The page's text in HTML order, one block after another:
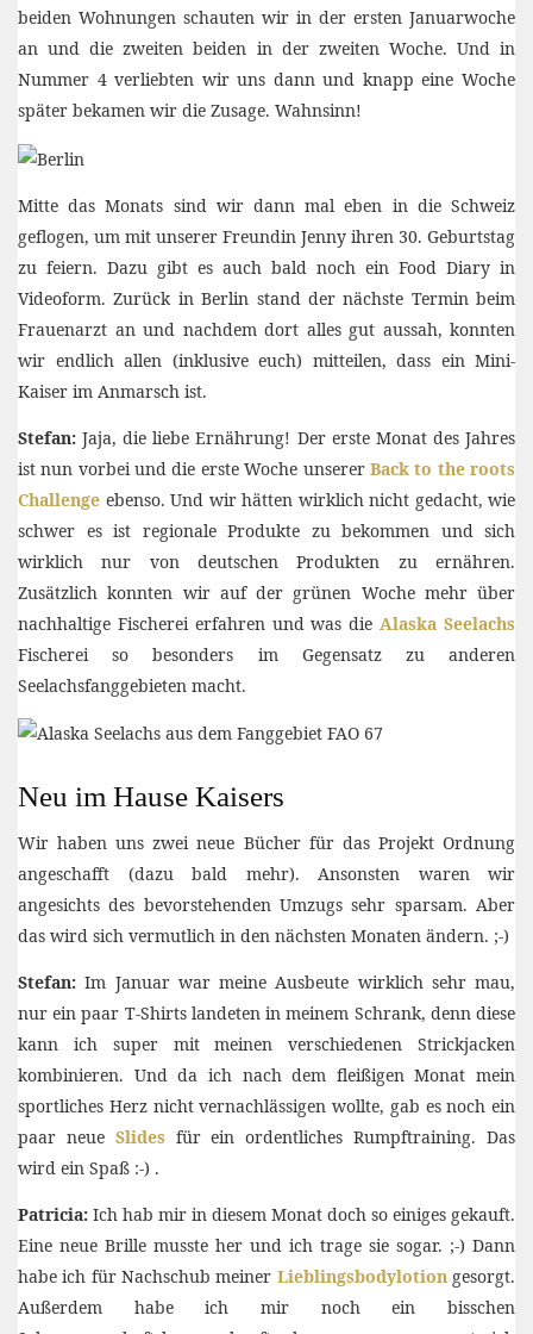
beiden Wohnungen schauten wir in der ersten Januarwoche
an und die zweiten beiden in der zweiten Woche. Und in
Nummer 4 verliebten wir uns dann und knapp eine Woche
später bekamen wir die Zusage. Wahnsinn!
Mitte das Monats sind wir dann mal eben in die Schweiz
geflogen, um mit unserer Freundin Jenny ihren 30. Geburtstag
zu feiern. Dazu gibt es auch bald noch ein Food Diary in
Videoform. Zurück in Berlin stand der nächste Termin beim
Frauenarzt an und nachdem dort alles gut aussah, konnten
wir endlich allen (inklusive euch) mitteilen, dass ein Mini-
Kaiser im Anmarsch ist.
Stefan: Jaja, die liebe Ernährung! Der erste Monat des Jahres
ist nun vorbei und die erste Woche unserer Back to the roots
Challenge ebenso. Und wir hätten wirklich nicht gedacht, wie
schwer es ist regionale Produkte zu bekommen und sich
wirklich nur von deutschen Produkten zu ernähren.
Zusätzlich konnten wir auf der grünen Woche mehr über
nachhaltige Fischerei erfahren und was die Alaska Seelachs
Fischerei so besonders im Gegensatz zu anderen
Seelachsfanggebieten macht.
Neu im Hause Kaisers
Wir haben uns zwei neue Bücher für das Projekt Ordnung
angeschafft (dazu bald mehr). Ansonsten waren wir
angesichts des bevorstehenden Umzugs sehr sparsam. Aber
das wird sich vermutlich in den nächsten Monaten ändern. ;-)
Stefan:Im Januar war meine Ausbeute wirklich sehr mau,
nur ein paar T-Shirts landeten in meinem Schrank, denn diese
kann ich super mit meinen verschiedenen Strickjacken
kombinieren. Und da ich nach dem fleißigen Monat mein
sportliches Herz nicht vernachlässigen wollte, gab es noch ein
paar neue Slidesfür ein ordentliches Rumpftraining. Das
wird ein Spaß :-) .
Patricia: Ich hab mir in diesem Monat doch so einiges gekauft.
Eine neue Brille musste her und ich trage sie sogar. ;-) Dann
habe ich für Nachschub meiner Lieblingsbodylotion gesorgt.
Außerdem habe ich mir noch ein bisschen